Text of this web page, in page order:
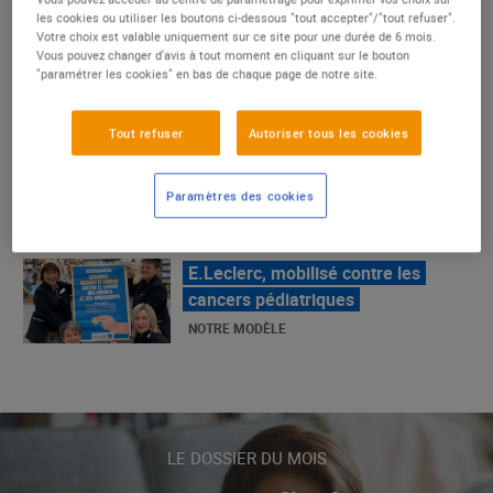
un succès
NOTRE MODÈLE
E.Leclerc, mobilisé contre les
cancers pédiatriques
LE MOUVEMENT E.LECLERC ET
SES COMBATS
NOTRE MODÈLE
« Repérage » - La nouvelle revue de
tendances de Marque Repère
ALIMENTATION DE QUALITÉ
LE DOSSIER DU MOIS
les cookies ou utiliser les boutons ci-dessous "tout accepter"/"tout refuser".
Votre choix est valable uniquement sur ce site pour une durée de 6 mois.
Vous pouvez changer d'avis à tout moment en cliquant sur le bouton
"paramétrer les cookies" en bas de chaque page de notre site.
Tout refuser Autoriser tous les cookies
Paramètres des cookies